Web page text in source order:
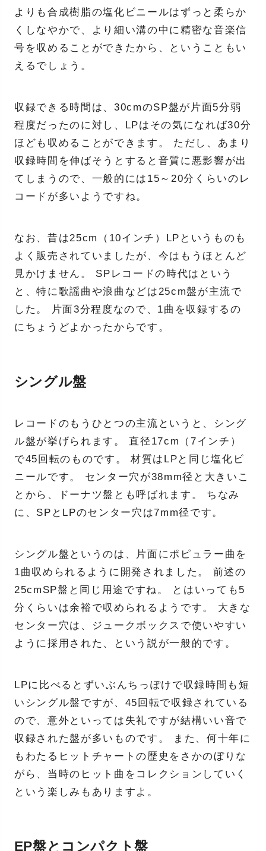
よりも合成樹脂の塩化ビニールはずっと柔らか
くしなやかで、より細い溝の中に精密な音楽信
号を収めることができたから、ということもい
えるでしょう。
収録できる時間は、30cmのSP盤が片面5分弱
程度だったのに対し、LPはその気になれば30分
ほども収めることができます。 ただし、あまり
収録時間を伸ばそうとすると音質に悪影響が出
てしまうので、一般的には15～20分くらいのレ
コードが多いようですね。
なお、昔は25cm（10インチ）LPというものも
よく販売されていましたが、今はもうほとんど
見かけません。 SPレコードの時代はという
と、特に歌謡曲や浪曲などは25cm盤が主流で
した。 片面3分程度なので、1曲を収録するの
にちょうどよかったからです。
シングル盤
レコードのもうひとつの主流というと、シング
ル盤が挙げられます。 直径17cm（7インチ）
で45回転のものです。 材質はLPと同じ塩化ビ
ニールです。 センター穴が38mm径と大きいこ
とから、ドーナツ盤とも呼ばれます。 ちなみ
に、SPとLPのセンター穴は7mm径です。
シングル盤というのは、片面にポピュラー曲を
1曲収められるように開発されました。 前述の
25cmSP盤と同じ用途ですね。 とはいっても5
分くらいは余裕で収められるようです。 大きな
センター穴は、ジュークボックスで使いやすい
ように採用された、という説が一般的です。
LPに比べるとずいぶんちっぽけで収録時間も短
いシングル盤ですが、45回転で収録されている
ので、意外といっては失礼ですが結構いい音で
収録された盤が多いものです。 また、何十年に
もわたるヒットチャートの歴史をさかのぼりな
がら、当時のヒット曲をコレクションしていく
という楽しみもありますよ。
EP盤とコンパクト盤